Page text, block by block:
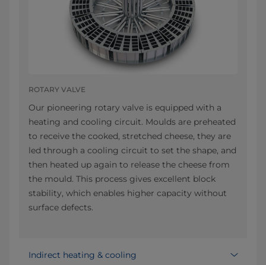
ROTARY VALVE
Our pioneering rotary valve is equipped with a
heating and cooling circuit. Moulds are preheated
to receive the cooked, stretched cheese, they are
led through a cooling circuit to set the shape, and
then heated up again to release the cheese from
the mould. This process gives excellent block
stability, which enables higher capacity without
surface defects.
Indirect heating & cooling